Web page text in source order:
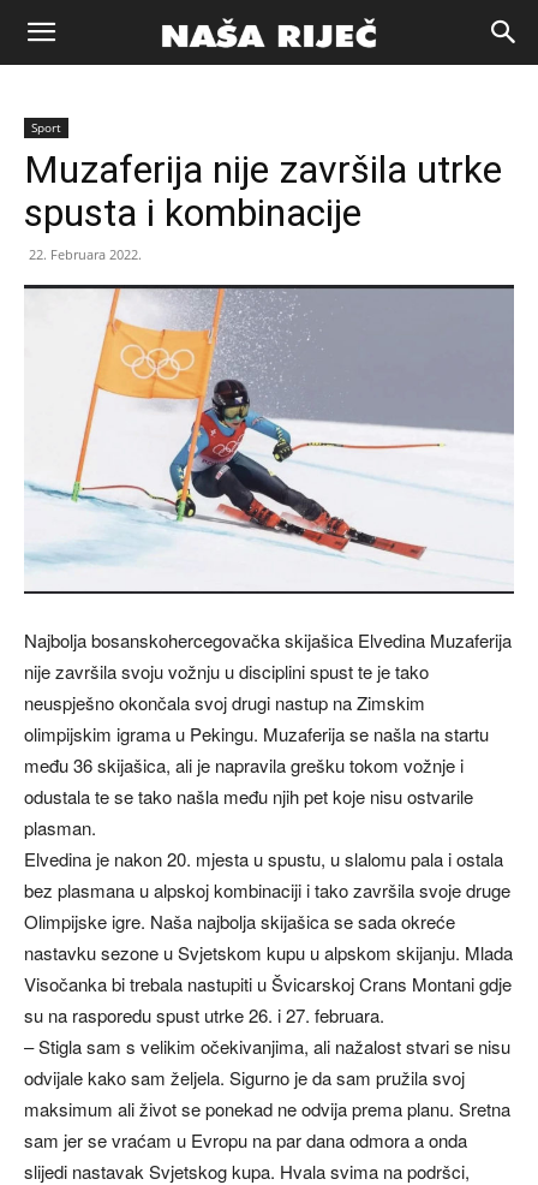
Naša
riječ
Zenica
Sport
Muzaferija nije završila utrke
spusta i kombinacije
22. Februara 2022.
Najbolja bosanskohercegovačka skijašica Elvedina Muzaferija
nije završila svoju vožnju u disciplini spust te je tako
neuspješno okončala svoj drugi nastup na Zimskim
olimpijskim igrama u Pekingu. Muzaferija se našla na startu
među 36 skijašica, ali je napravila grešku tokom vožnje i
odustala te se tako našla među njih pet koje nisu ostvarile
plasman.
Elvedina je nakon 20. mjesta u spustu, u slalomu pala i ostala
bez plasmana u alpskoj kombinaciji i tako završila svoje druge
Olimpijske igre. Naša najbolja skijašica se sada okreće
nastavku sezone u Svjetskom kupu u alpskom skijanju. Mlada
Visočanka bi trebala nastupiti u Švicarskoj Crans Montani gdje
su na rasporedu spust utrke 26. i 27. februara.
– Stigla sam s velikim očekivanjima, ali nažalost stvari se nisu
odvijale kako sam željela. Sigurno je da sam pružila svoj
maksimum ali život se ponekad ne odvija prema planu. Sretna
sam jer se vraćam u Evropu na par dana odmora a onda
slijedi nastavak Svjetskog kupa. Hvala svima na podršci,